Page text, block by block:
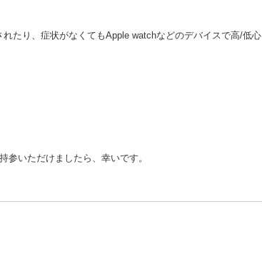
たり、症状がなくてもApple watchなどのデバイスで高/低心
参いただけましたら、幸いです。